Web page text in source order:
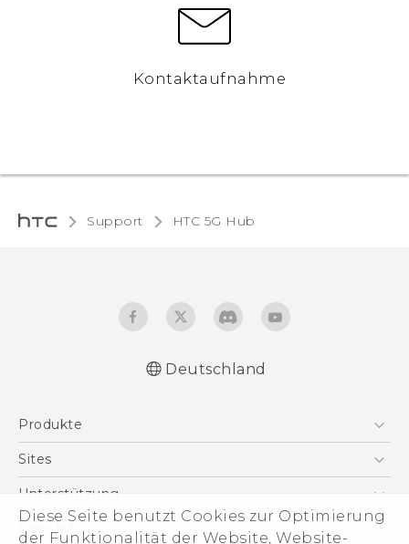
Diese Seite benutzt Cookies zur Optimierung
der Funktionalität der Website, Website-
Kontaktaufnahme
Support HTC 5G Hub‎
Regelungen
English - Quick start guide
English - User manual
Deutschland
Produkte
Smartphones
VIVE
Sites
HTC Dev
HTC Vive
Unterstützung
Unterstützung
Über HTC